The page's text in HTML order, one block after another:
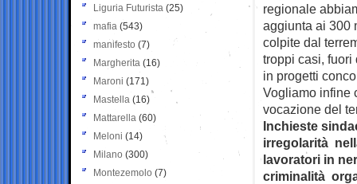
regionale
aggiunta ai 300
colpite dal
troppi casi, fuori
in progetti
Vogliamo infine
vocazione del
Inchieste
irregolarità
lavoratori in
criminalità
Liguria Futurista (25)
mafia (543)
manifesto (7)
Margherita (16)
Maroni (171)
Mastella (16)
Mattarella (60)
Meloni (14)
Milano (300)
Montezemolo (7)